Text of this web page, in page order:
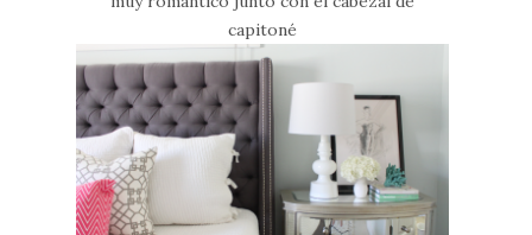
capitoné